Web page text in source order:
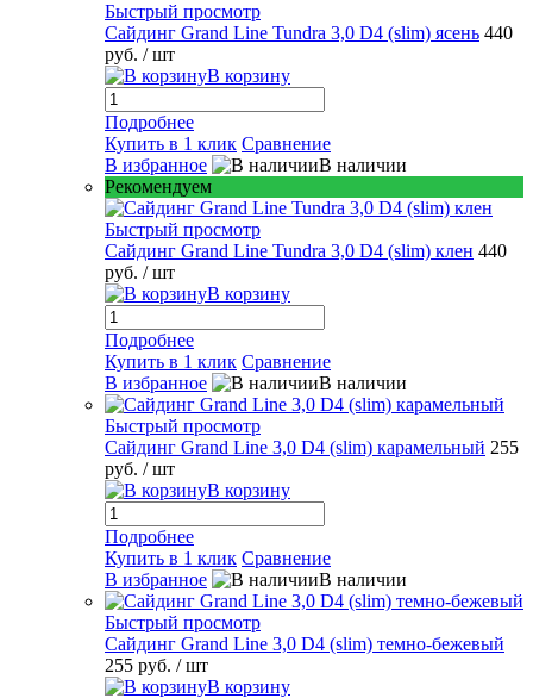
Быстрый просмотр
Сайдинг Grand Line Tundra 3,0 D4 (slim) ясень 440
руб. / шт
В корзину
Подробнее
Купить в 1 клик Сравнение
В избранное
В наличии
Рекомендуем
Быстрый просмотр
Сайдинг Grand Line Tundra 3,0 D4 (slim) клен 440
руб. / шт
В корзину
Подробнее
Купить в 1 клик Сравнение
В избранное
В наличии
Быстрый просмотр
Сайдинг Grand Line 3,0 D4 (slim) карамельный 255
руб. / шт
В корзину
Подробнее
Купить в 1 клик Сравнение
В избранное
В наличии
Быстрый просмотр
Сайдинг Grand Line 3,0 D4 (slim) темно-бежевый
255 руб. / шт
В корзину